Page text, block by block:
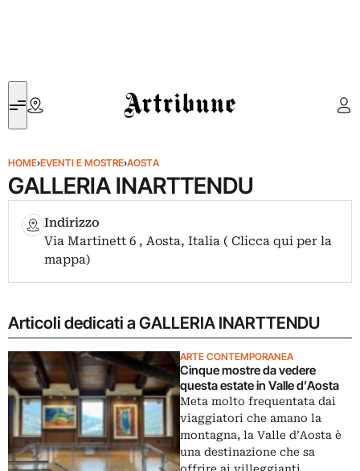
Artribune
HOME›EVENTI E MOSTRE›AOSTA
GALLERIA INARTTENDU
Indirizzo
Via Martinett 6 , Aosta, Italia ( Clicca qui per la
mappa)
Articoli dedicati a GALLERIA INARTTENDU
ARTE CONTEMPORANEA
Cinque mostre da vedere
questa estate in Valle d’Aosta
Meta molto frequentata dai
viaggiatori che amano la
montagna, la Valle d’Aosta è
una destinazione che sa